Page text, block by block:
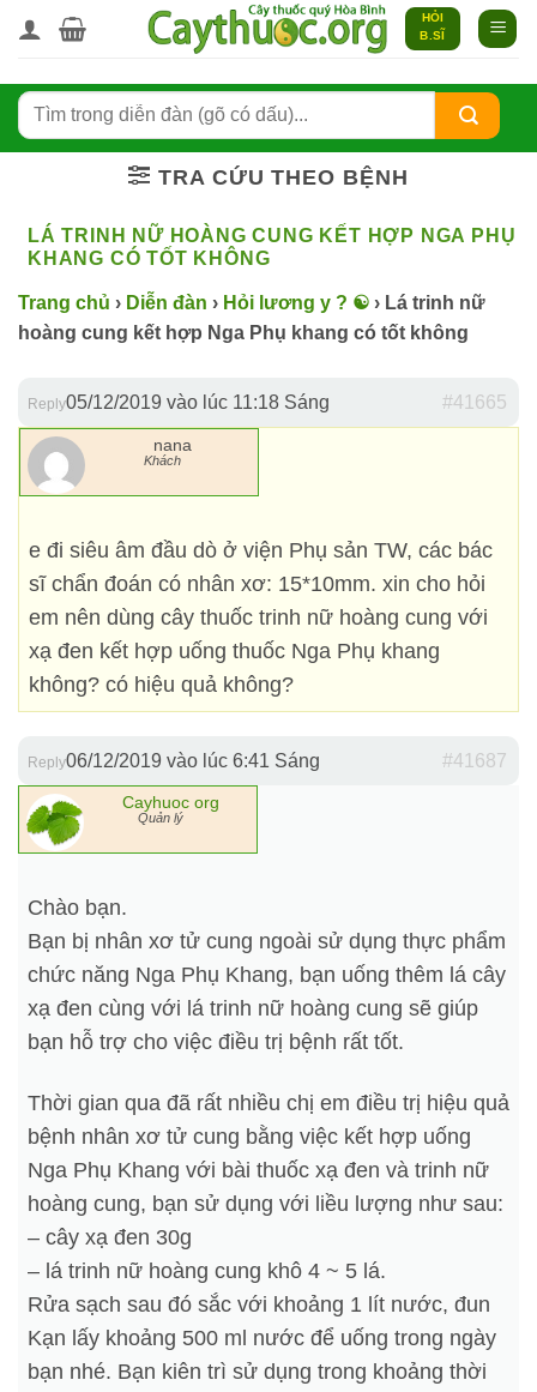
qua
dung
HỎI
B.SĨ
TRA CỨU THEO BỆNH
LÁ TRINH NỮ HOÀNG CUNG KẾT HỢP NGA PHỤ
KHANG CÓ TỐT KHÔNG
Trang chủ › Diễn đàn › Hỏi lương y ? ☯️ › Lá trinh nữ
hoàng cung kết hợp Nga Phụ khang có tốt không
05/12/2019 vào lúc 11:18 Sáng #41665
Reply
nana
Khách
e đi siêu âm đầu dò ở viện Phụ sản TW, các bác
sĩ chẩn đoán có nhân xơ: 15*10mm. xin cho hỏi
em nên dùng cây thuốc trinh nữ hoàng cung với
xạ đen kết hợp uống thuốc Nga Phụ khang
không? có hiệu quả không?
06/12/2019 vào lúc 6:41 Sáng #41687
Reply
Cayhuoc org
Quản lý
Chào bạn.
Bạn bị nhân xơ tử cung ngoài sử dụng thực phẩm
chức năng Nga Phụ Khang, bạn uống thêm lá cây
xạ đen cùng với lá trinh nữ hoàng cung sẽ giúp
bạn hỗ trợ cho việc điều trị bệnh rất tốt.
Thời gian qua đã rất nhiều chị em điều trị hiệu quả
bệnh nhân xơ tử cung bằng việc kết hợp uống
Nga Phụ Khang với bài thuốc xạ đen và trinh nữ
hoàng cung, bạn sử dụng với liều lượng như sau:
– cây xạ đen 30g
– lá trinh nữ hoàng cung khô 4 ~ 5 lá.
Rửa sạch sau đó sắc với khoảng 1 lít nước, đun
Kạn lấy khoảng 500 ml nước để uống trong ngày
bạn nhé. Bạn kiên trì sử dụng trong khoảng thời